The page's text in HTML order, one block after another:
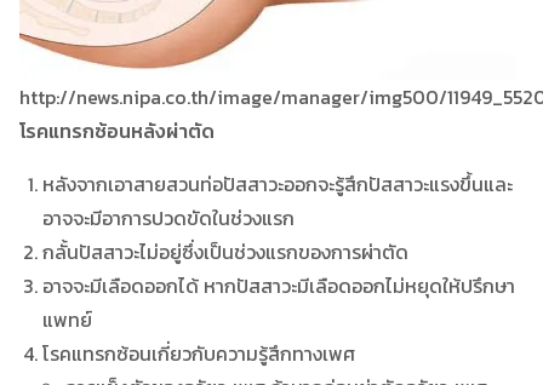
http://news.nipa.co.th/image/manager/img500/
โรคแทรกซ้อนหลังผ่าตัด
หลังจากเอาสายสวนท่อปัสสาวะออกจะรู้สึกปัสสาวะแรงขึ้นและ
อาจจะมีอาการปวดขัดในช่วงแรก
กลั้นปัสสาวะไม่อยู่ซึ่งเป็นช่วงแรกของการผ่าตัด
อาจจะมีเลือดออกได้ หากปัสสาวะมีเลือดออกไม่หยุดให้ปรึกษา
แพทย์
โรคแทรกซ้อนเกี่ยวกับความรู้สึกทางเพศ